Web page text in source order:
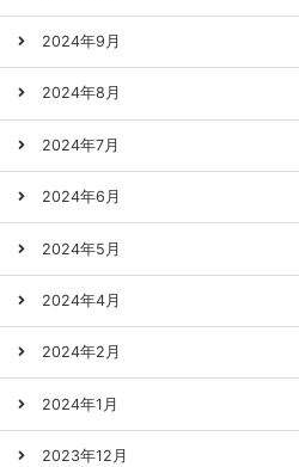
2024年9月
2024年8月
2024年7月
2024年6月
2024年5月
2024年4月
2024年2月
2024年1月
2023年12月